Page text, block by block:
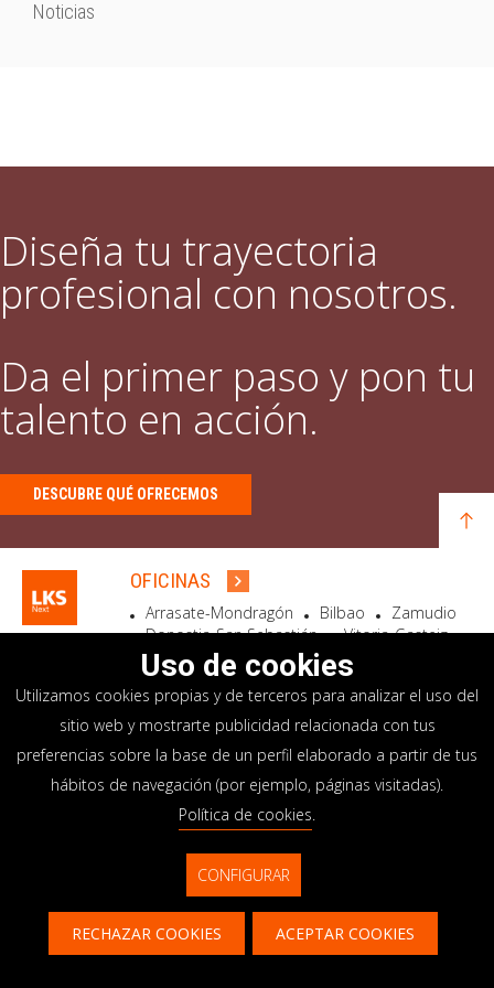
Noticias
Diseña tu trayectoria
profesional con nosotros.
Da el primer paso y pon tu
talento en acción.
DESCUBRE QUÉ OFRECEMOS
OFICINAS
Arrasate-Mondragón Bilbao
Zamudio
Donostia-San Sebastián
Vitoria-Gasteiz
Madrid
El Astillero Bidart
SEDE SOCIAL
Goiru, 7 Arrasate-Mondragón
CP 20500 GIPUZKOA – SPAIN
+34 900 84 14 14
info@lksnext.com
Aviso legal
Portal de privacidad
Política de cookies
Sistema interno información
Uso de cookies
Utilizamos cookies propias y de terceros para analizar el uso del
sitio web y mostrarte publicidad relacionada con tus
preferencias sobre la base de un perfil elaborado a partir de tus
hábitos de navegación (por ejemplo, páginas visitadas).
Política de cookies.
CONFIGURAR
RECHAZAR COOKIES ACEPTAR COOKIES